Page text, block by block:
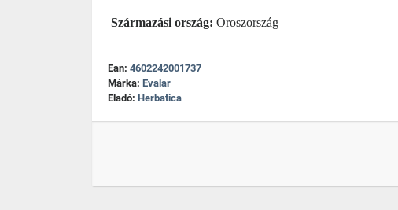
Származási ország: Oroszország
Ean: 4602242001737
Márka: Evalar
Eladó: Herbatica